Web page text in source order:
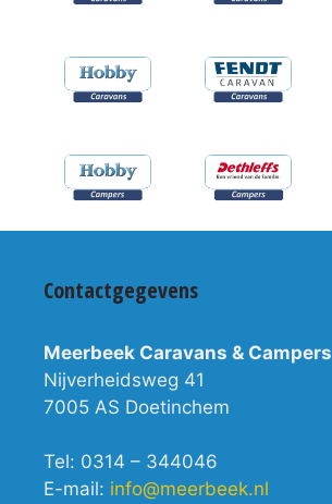
Contactgegevens
Meerbeek Caravans & Campers
Nijverheidsweg 41
7005 AS Doetinchem
Tel: 0314 – 344046
E-mail: info@meerbeek.nl